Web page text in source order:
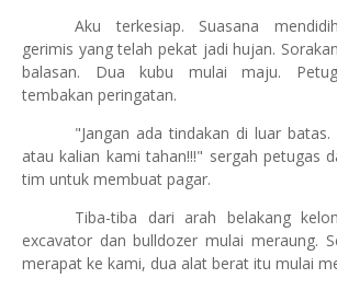
Aku terkesiap. Suasana
gerimis yang telah pekat jadi hujan.
balasan. Dua kubu mulai maju.
tembakan peringatan.
"Jangan ada tindakan di luar
atau kalian kami tahan!!!" sergah petugas
tim untuk membuat pagar.
Tiba-tiba dari arah belakang
excavator dan bulldozer mulai meraung.
merapat ke kami, dua alat berat itu mulai